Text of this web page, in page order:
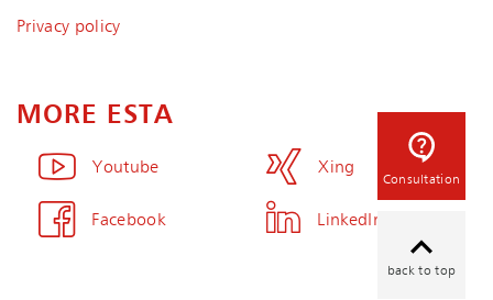
Privacy policy
MORE ESTA
Youtube
Facebook
Xing
LinkedIn
Consultation
back to top